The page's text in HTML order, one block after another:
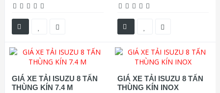
GIÁ XE TẢI ISUZU 8 TẤN
THÙNG KÍN 7.4 M
GIÁ XE TẢI ISUZU 8 TẤN
THÙNG KÍN INOX